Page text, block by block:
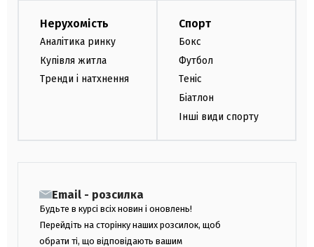
Нерухомість
Аналітика ринку
Купівля житла
Тренди і натхнення
Спорт
Бокс
Футбол
Теніс
Біатлон
Інші види спорту
Email - розсилка
Будьте в курсі всіх новин і оновлень!
Перейдіть на сторінку наших розсилок, щоб
обрати ті, що відповідають вашим